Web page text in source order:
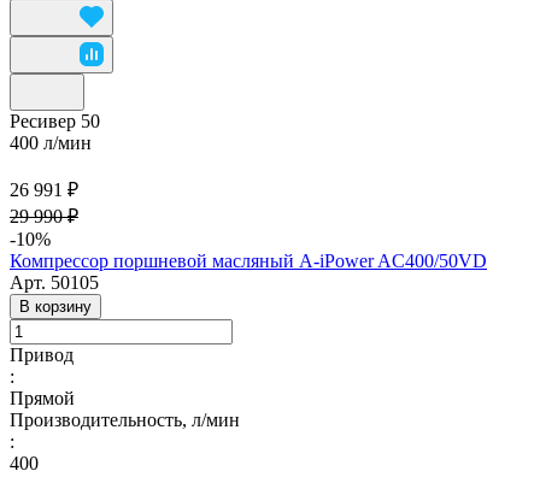
Ресивер 50
400 л/мин
26 991 ₽
29 990 ₽
-10%
Компрессор поршневой масляный A-iPower AC400/50VD
Арт. 50105
В корзину
Привод
:
Прямой
Производительность, л/мин
:
400